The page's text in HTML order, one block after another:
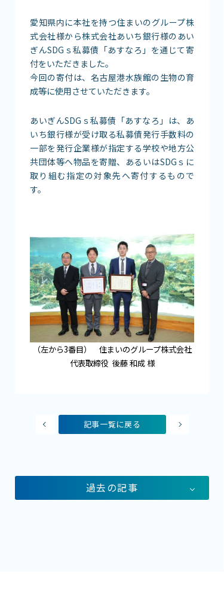
海の仲間たち
ショップ・レストラン
よくある質問
愛知県内に本社を持つ住まいのグループ株
式会社様から株式会社あいち銀行様のあい
ぎんSDGｓ私募債「あすなろ」を通じて寄
付をいただきました。
今回の寄付は、名古屋港水族館の生物の育
成等に使用させていただきます。
あいぎんSDGｓ私募債「あすなろ」は、あ
いち銀行様が受け取る私募債発行手数料の
一部を発行企業様が指定する学校や地方公
共団体等へ物品を寄贈、あるいはSDGｓに
取り組む指定の対象先へ寄付するもので
す。
（左から3番目） 住まいのグループ株式会社
代表取締役 後藤 和成 様
記事一覧に戻る
過去の記事